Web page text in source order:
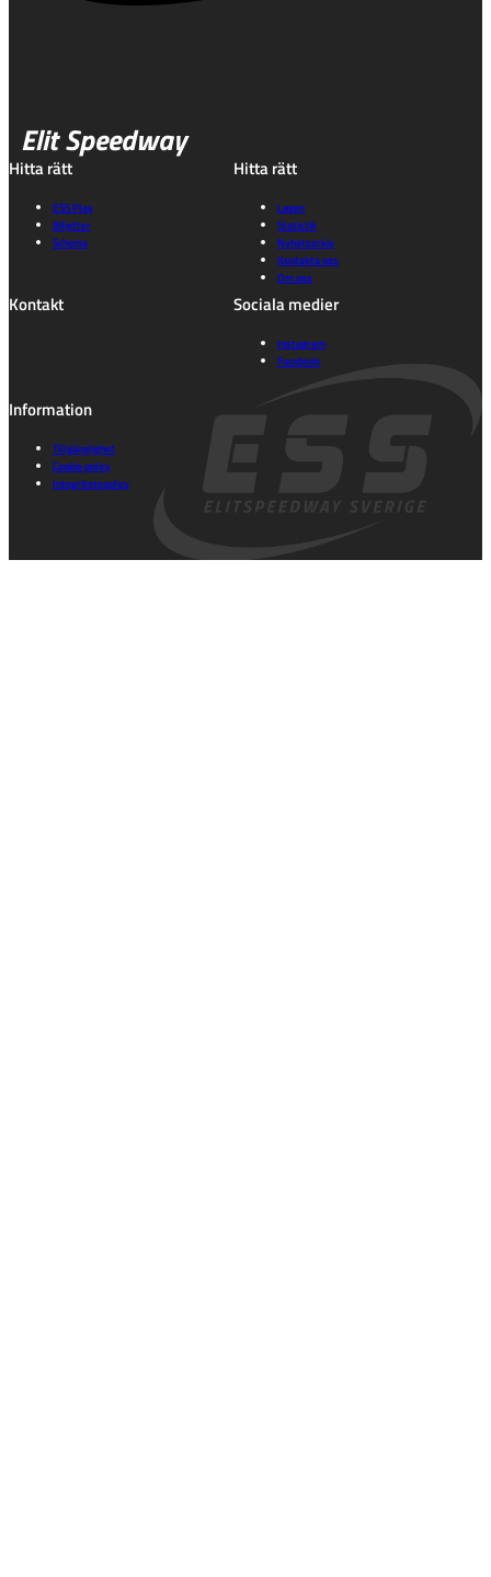
Elit Speedway
Hitta rätt
ESS Play
Biljetter
Schema
Hitta rätt
Lagen
Statistik
Nyhetsarkiv
Kontakta oss
Om oss
Kontakt Sociala medier
Instagram
Facebook
Information
Tillgänglighet
Cookie policy
Integritetspolicy